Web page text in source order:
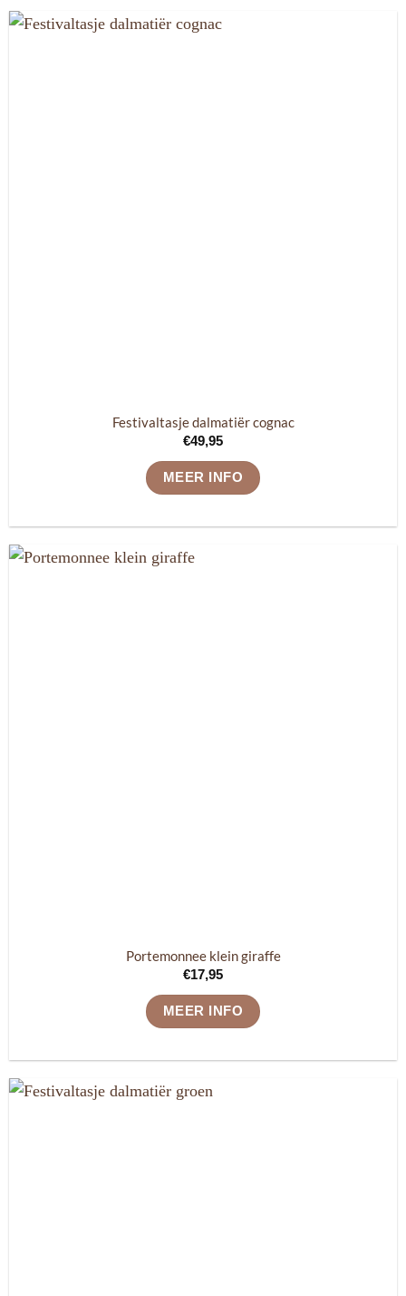
Festivaltasje dalmatiër cognac
€49,95
MEER INFO
Portemonnee klein giraffe
€17,95
MEER INFO